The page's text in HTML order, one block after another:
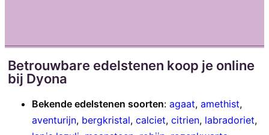
Betrouwbare edelstenen koop je online
bij Dyona
Bekende edelstenen soorten: agaat, amethist,
aventurijn, bergkristal, calciet, citrien, labradoriet,